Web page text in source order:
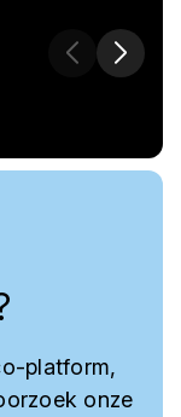
platform,
onze